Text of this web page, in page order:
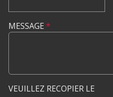
MESSAGE *
VEUILLEZ RECOPIER LE